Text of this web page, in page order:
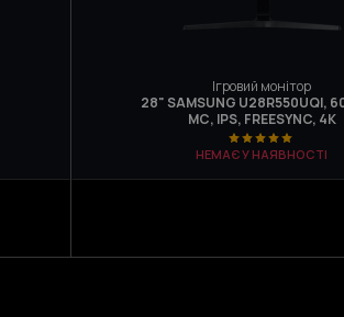
Ігровий монітор
28" SAMSUNG U28R550UQI,
МС, IPS, FREESYNC, 4K
НЕМАЄ У НАЯВНОСТІ